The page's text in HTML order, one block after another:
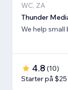
WC, ZA
Thunder
We help
4.8 (10)
Starter på $25